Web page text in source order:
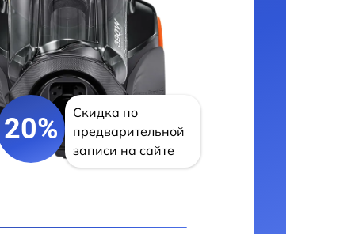
20%
Скидка по
предварительной
записи на сайте